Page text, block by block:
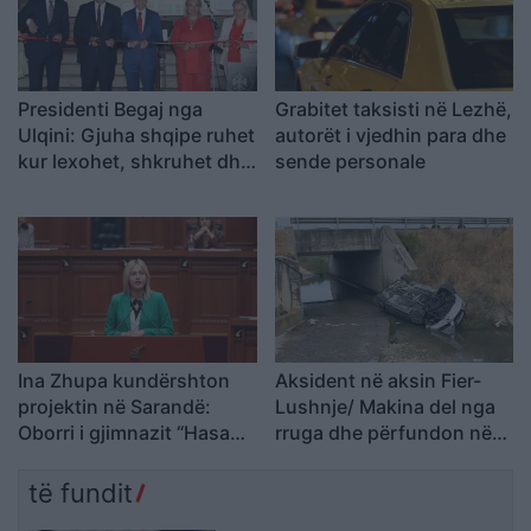
Presidenti Begaj nga
Ulqini: Gjuha shqipe ruhet
kur lexohet, shkruhet dhe
Grabitet taksisti në Lezhë,
autorët i vjedhin para dhe
sende personale
Ina Zhupa kundërshton
projektin në Sarandë:
Oborri i gjimnazit “Hasan
shndërrohet në parking
Aksident në aksin Fier-
Lushnje/ Makina del nga
rruga dhe përfundon në
të fundit